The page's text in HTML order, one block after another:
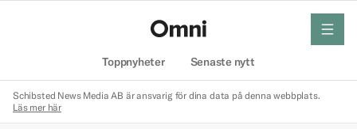
Toppnyheter Senaste nytt
meny
Schibsted News Media AB är ansvarig för dina data på denna webbplats.
Läs mer här